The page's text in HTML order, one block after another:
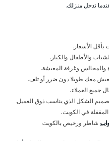
تدخل منزلك.
الأسعار.
والأطفال والكبار.
والمجالس وغرفة المعيشة.
معك طويلا دون ضرر أو تلف.
جميع العملاء.
الشكل الذي يناسب ذوق العميل.
المقفلة في الكويت.
شاطر ورخيص بالكويت